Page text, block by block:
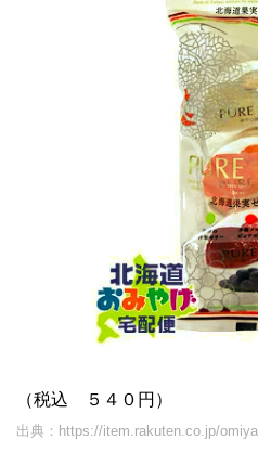
（税込 ５４０円）
出典：https://item.rakuten.co.jp/